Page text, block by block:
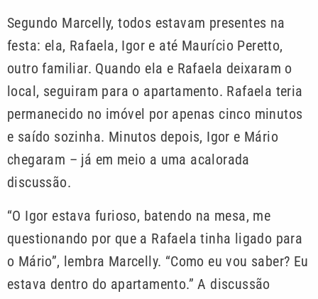
Segundo Marcelly, todos estavam presentes na
festa: ela, Rafaela, Igor e até Maurício Peretto,
outro familiar. Quando ela e Rafaela deixaram o
local, seguiram para o apartamento. Rafaela teria
permanecido no imóvel por apenas cinco minutos
e saído sozinha. Minutos depois, Igor e Mário
chegaram – já em meio a uma acalorada
discussão.
“O Igor estava furioso, batendo na mesa, me
questionando por que a Rafaela tinha ligado para
o Mário”, lembra Marcelly. “Como eu vou saber? Eu
estava dentro do apartamento.” A discussão